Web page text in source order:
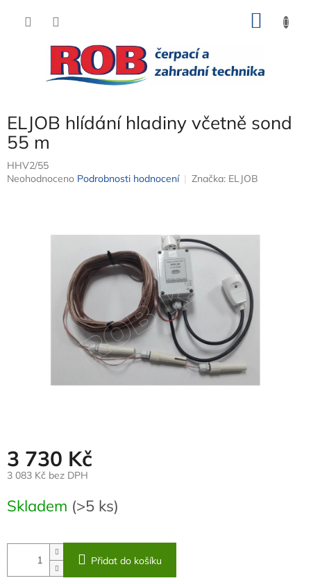
ELJOB hlídání hladiny včetně sond
55 m
HHV2/55
Průměrné
Neohodnoceno Podrobnosti hodnocení Značka: ELJOB
3 730 Kč
3 083 Kč bez DPH
cena:
Skladem (>5 ks)
Přidat do košíku